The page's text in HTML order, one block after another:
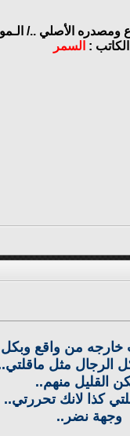
ومصدره الأصلي ../
الكاتب : السمر
من واقع وبكل
الرجال مثل
القليل منهم..
كذا لانك تحررتي..
وجهة نضر..